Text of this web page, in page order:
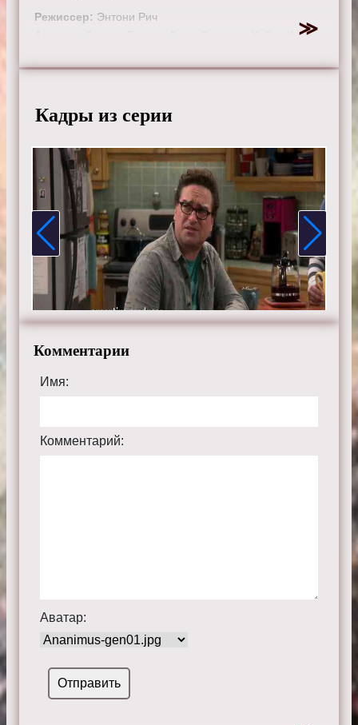
Режиссер: Энтони Рич
Джонни Галэки, Джим Парсонс, Кейли Куоко,
Рауш, Кевин Зусман, Лора Спенсер.
взрыва» бесплатно в хорошем HD качестве, на
theorybigbang.ru.
Кадры из серии
Комментарии
Имя:
Комментарий:
Аватар: